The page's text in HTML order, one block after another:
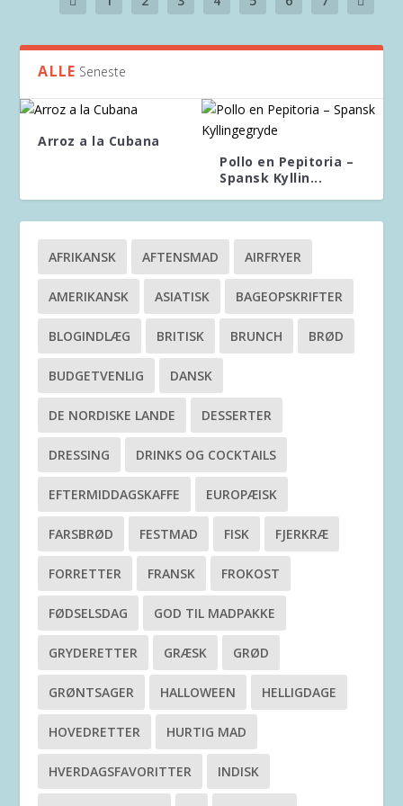
ALLE Seneste
Arroz a la Cubana
Pollo en Pepitoria –
Spansk Kyllin...
AFRIKANSK AFTENSMAD AIRFRYER
AMERIKANSK ASIATISK BAGEOPSKRIFTER
BLOGINDLÆG BRITISK BRUNCH BRØD
BUDGETVENLIG DANSK
DE NORDISKE LANDE DESSERTER
DRESSING DRINKS OG COCKTAILS
EFTERMIDDAGSKAFFE EUROPÆISK
FARSBRØD FESTMAD FISK FJERKRÆ
FORRETTER FRANSK FROKOST
FØDSELSDAG GOD TIL MADPAKKE
GRYDERETTER GRÆSK GRØD
GRØNTSAGER HALLOWEEN HELLIGDAGE
HOVEDRETTER HURTIG MAD
HVERDAGSFAVORITTER INDISK